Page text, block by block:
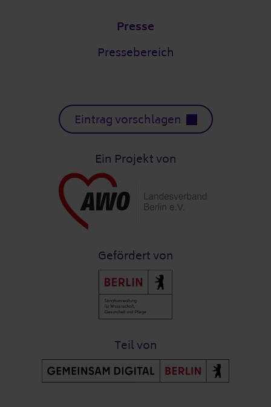
Presse
Pressebereich
Eintrag vorschlagen
Ein Projekt von
Gefördert von
Teil von